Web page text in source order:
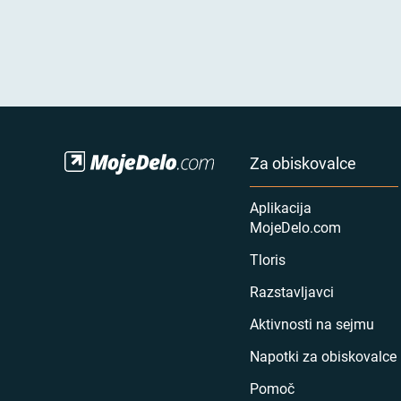
Za obiskovalce
Aplikacija
MojeDelo.com
Tloris
Razstavljavci
Aktivnosti na sejmu
Napotki za obiskovalce
Pomoč